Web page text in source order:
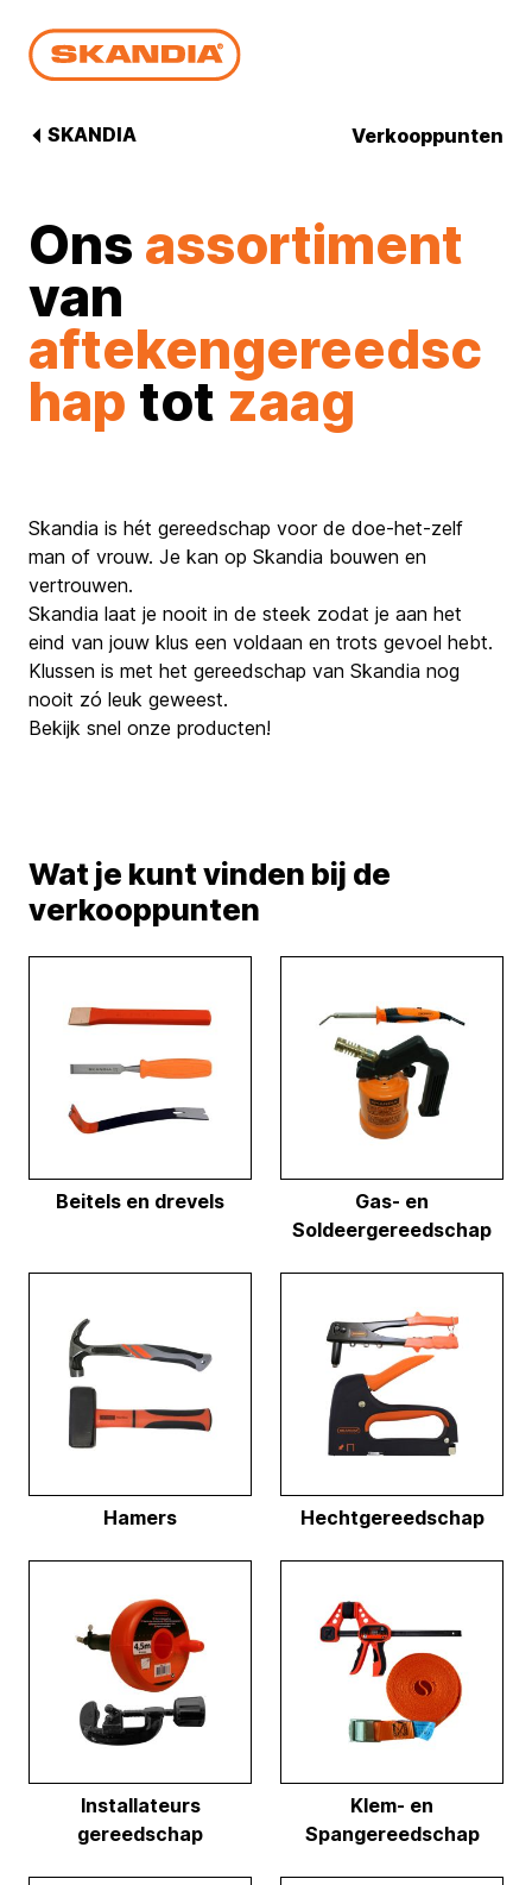
SKANDIA Verkooppunten
Ons assortiment
van
aftekengereedsc
hap tot zaag
Skandia is hét gereedschap voor de doe-het-zelf
man of vrouw. Je kan op Skandia bouwen en
vertrouwen.
Skandia laat je nooit in de steek zodat je aan het
eind van jouw klus een voldaan en trots gevoel hebt.
Klussen is met het gereedschap van Skandia nog
nooit zó leuk geweest.
Bekijk snel onze producten!
Wat je kunt vinden bij de
verkooppunten
Beitels en drevels
Gas- en
Soldeergereedschap
Hamers Hechtgereedschap
Installateurs
gereedschap
Klem- en
Spangereedschap